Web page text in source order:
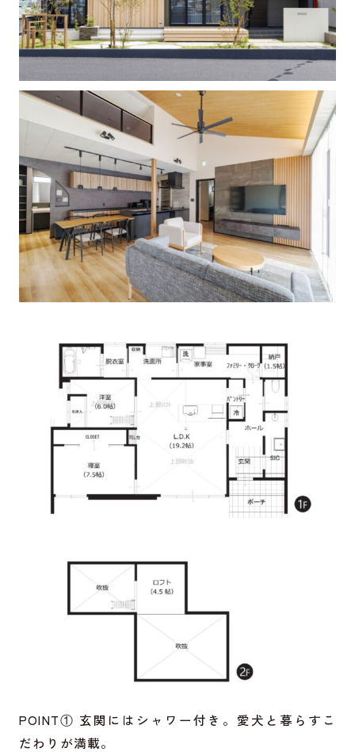
POINT① 玄関にはシャワー付き。愛犬と暮らすこ
だわりが満載。